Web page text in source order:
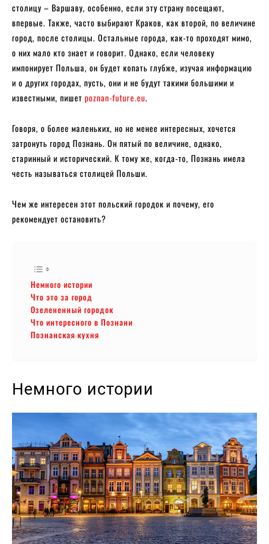
столицу – Варшаву, особенно, если эту страну посещают,
впервые. Также, часто выбирают Краков, как второй, по величине
город, после столицы. Остальные города, как-то проходят мимо,
о них мало кто знает и говорит. Однако, если человеку
импонирует Польша, он будет копать глубже, изучая информацию
и о других городах, пусть, они и не будут такими большими и
известными, пишет poznan-future.eu.
Говоря, о более маленьких, но не менее интересных, хочется
затронуть город Познань. Он пятый по величине, однако,
старинный и исторический. К тому же, когда-то, Познань имела
честь называться столицей Польши.
Чем же интересен этот польский городок и почему, его
рекомендует остановить?
Немного истории
Что это за город
Озелененный городок
Что интересного в Познани
Познанская кухня
Немного истории